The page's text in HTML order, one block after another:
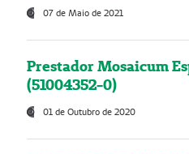
07 de Maio de 2021
Prestador Mosaicum
(51004352-0)
01 de Outubro de 2020